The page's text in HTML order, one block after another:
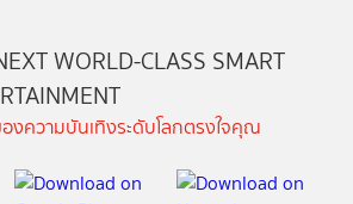
WORLD-CLASS SMART
งความบันเทิงระดับโลกตรงใจคุณ